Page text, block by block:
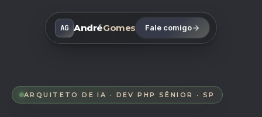
AG AndréGomes Fale comigo
ARQUITETO DE IA · DEV PHP SÊNIOR · SP